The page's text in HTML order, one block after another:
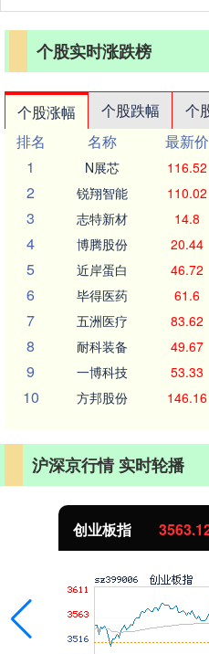
个股实时涨跌榜
个股涨幅 个股跌幅 个
排名
名称 最新价
1
N展芯 116.52
2 锐翔智能 110.02
3 志特新材 14.8
4 博腾股份 20.44
5 近岸蛋白 46.72
6 毕得医药 61.6
7 五洲医疗 83.62
8 耐科装备 49.67
9 一博科技 53.33
10 方邦股份 146.16
沪深京行情 实时轮播
创业板指